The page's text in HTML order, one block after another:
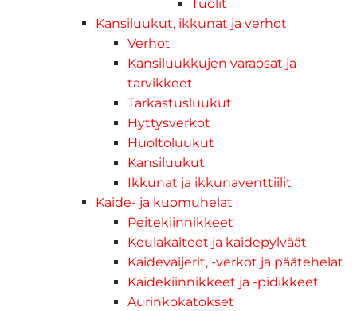
Tuolit
Kansiluukut, ikkunat ja verhot
Verhot
Kansiluukkujen varaosat ja
tarvikkeet
Tarkastusluukut
Hyttysverkot
Huoltoluukut
Kansiluukut
Ikkunat ja ikkunaventtiilit
Kaide- ja kuomuhelat
Peitekiinnikkeet
Keulakaiteet ja kaidepylväät
Kaidevaijerit, -verkot ja päätehelat
Kaidekiinnikkeet ja -pidikkeet
Aurinkokatokset